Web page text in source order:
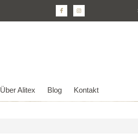
Über Alitex Blog Kontakt